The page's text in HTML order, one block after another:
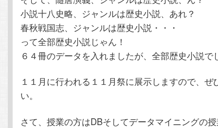
小説十八史略、ジャンルは歴史小説、あれ？
春秋戦国志、ジャンルは歴史小説・・・
って全部歴史小説じゃん！
６４冊のデータを入れましたが、全部歴史小説で
１１月に行われる１１月祭に展示しますので、ぜ
い。
さて、授業の方はDBそしてデータマイニングの